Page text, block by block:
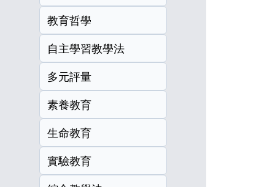
教育哲學
自主學習教學法
多元評量
素養教育
生命教育
實驗教育